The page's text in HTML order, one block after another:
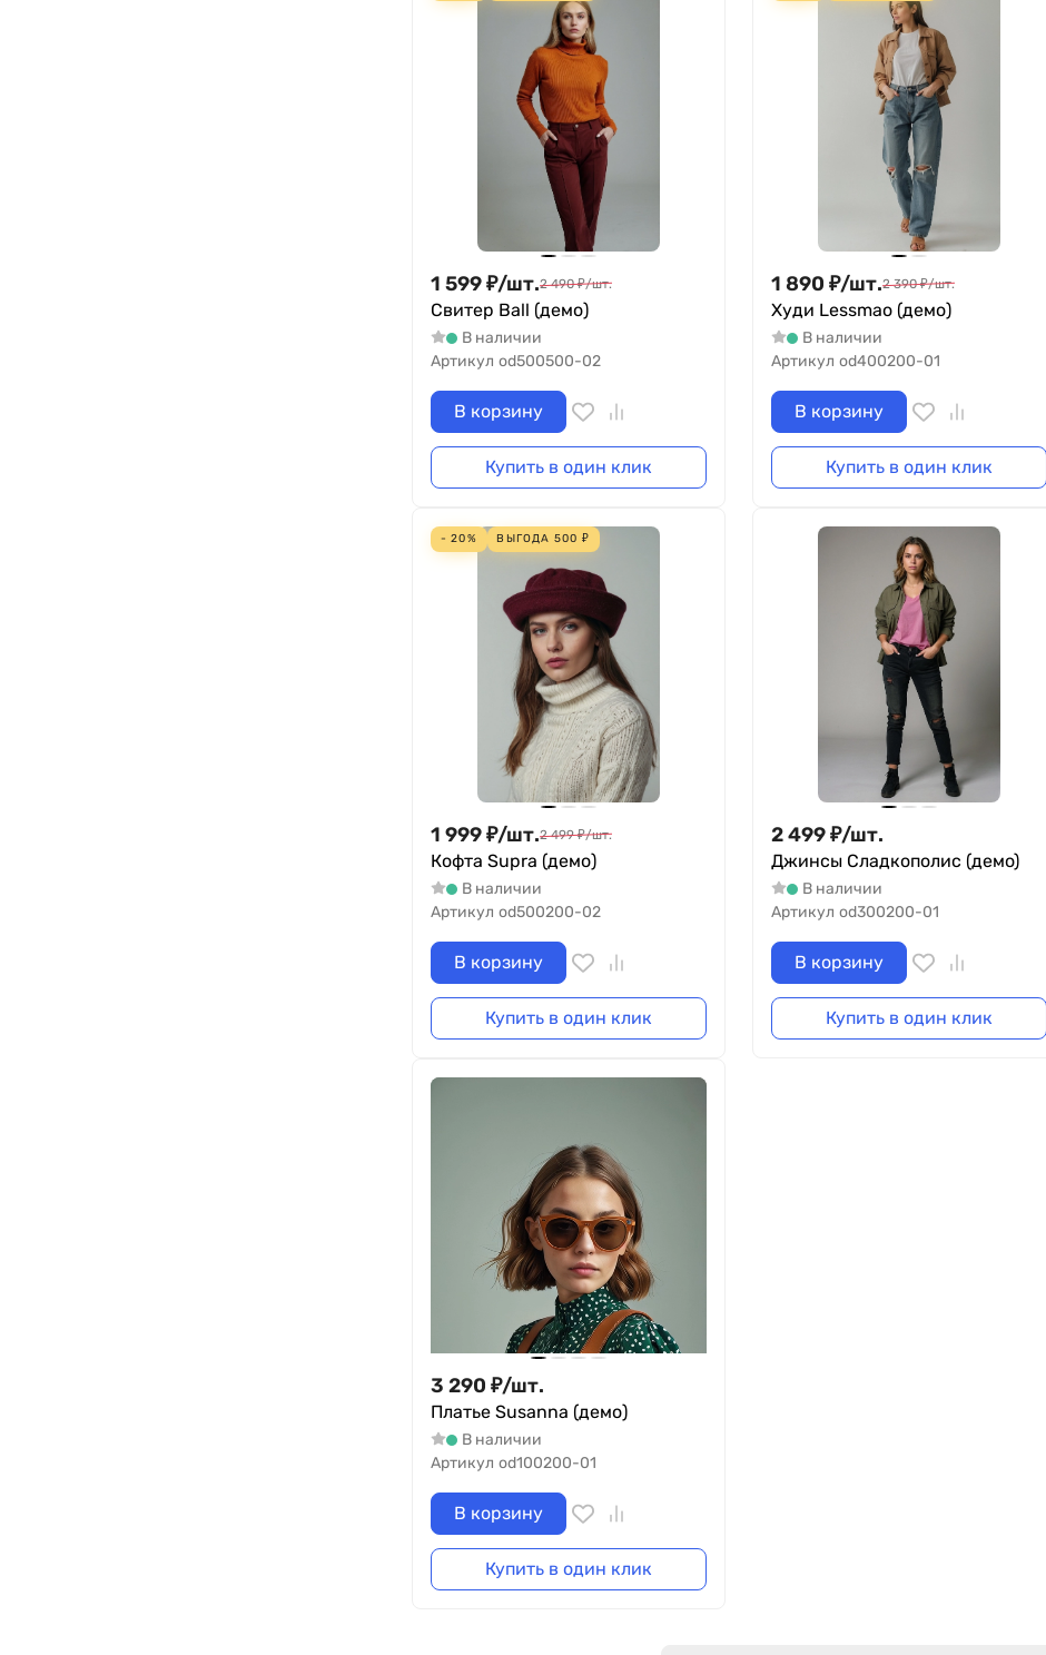
1 599₽/шт.2 490 ₽/шт.
Свитер Ball (демо)
В наличии
Артикул od500500-02
В корзину
Купить в один клик
1 890 ₽/шт.2 390 ₽/шт.
Худи Lessmao (демо)
В наличии
Артикул od400200-01
В корзину
Купить в один клик
- 20% ВЫГОДА 500 ₽
1 999₽/шт.2 499 ₽/шт.
Кофта Supra (демо)
В наличии
Артикул od500200-02
В корзину
Купить в один клик
2 499₽/шт.
Джинсы Сладкополис (демо)
В наличии
Артикул od300200-01
В корзину
Купить в один клик
3 290 ₽/шт.
Платье Susanna (демо)
В наличии
Артикул od100200-01
В корзину
Купить в один клик